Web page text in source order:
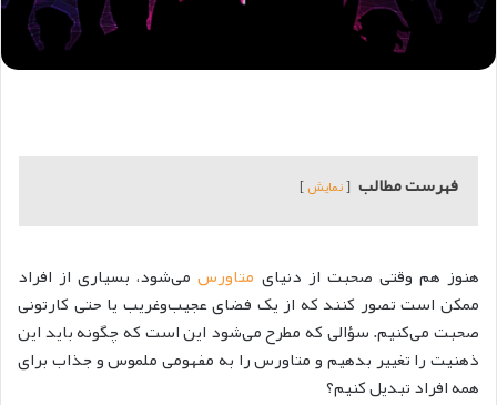
فهرست مطالب نمایش
هنوز هم وقتی صحبت از دنیای متاورسمی‌شود، بسیاری از افراد
ممکن است تصور کنند که از یک فضای عجیب‌وغریب یا حتی کارتونی
صحبت می‌کنیم. سؤالی که مطرح می‌شود این است که چگونه باید این
ذهنیت را تغییر بدهیم و متاورس را به مفهومی ملموس و جذاب برای
همه افراد تبدیل کنیم؟